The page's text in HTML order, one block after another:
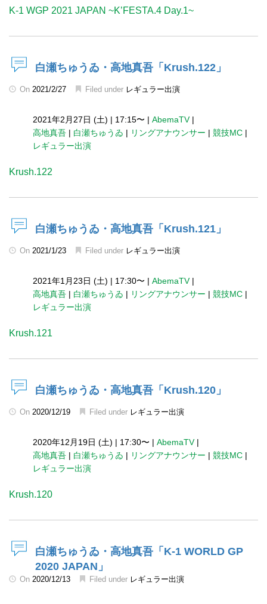
K-1 WGP 2021 JAPAN ~K’FESTA.4 Day.1~
白瀬ちゅうゐ・高地真吾「Krush.122」
On 2021/2/27 Filed under レギュラー出演
2021年2月27日 (土) | 17:15〜 | AbemaTV|
高地真吾 | 白瀬ちゅうゐ | リングアナウンサー | 競技MC |
レギュラー出演
Krush.122
白瀬ちゅうゐ・高地真吾「Krush.121」
On 2021/1/23 Filed under レギュラー出演
2021年1月23日 (土) | 17:30〜 | AbemaTV|
高地真吾 | 白瀬ちゅうゐ | リングアナウンサー | 競技MC |
レギュラー出演
Krush.121
白瀬ちゅうゐ・高地真吾「Krush.120」
On 2020/12/19 Filed under レギュラー出演
2020年12月19日 (土) | 17:30〜 | AbemaTV|
高地真吾 | 白瀬ちゅうゐ | リングアナウンサー | 競技MC |
レギュラー出演
Krush.120
白瀬ちゅうゐ・高地真吾「K-1 WORLD GP
2020 JAPAN」
On 2020/12/13 Filed under レギュラー出演